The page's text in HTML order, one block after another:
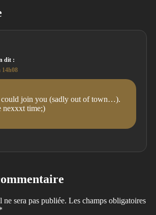
dit :
14h08
join you (sadly out of town…).
nexxxt time;)
ne sera pas publiée. Les champs obligatoires